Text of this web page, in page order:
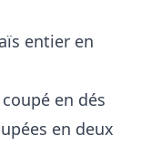
entier en
en dés
en deux